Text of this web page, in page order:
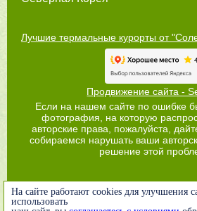
Лучшие термальные курорты от
Продвижение сайта -
Если на нашем сайте по ошибке
фотография, на которую
авторские права, пожалуйста,
собираемся нарушать ваши
решение этой
На сайте работают cookies для улучшения
использовать